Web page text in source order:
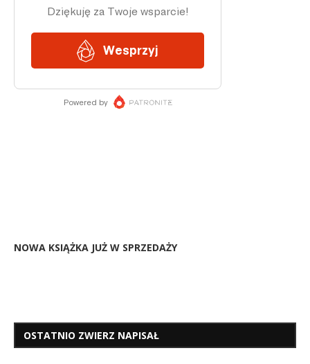
NOWA KSIĄŻKA JUŻ W SPRZEDAŻY
OSTATNIO ZWIERZ NAPISAŁ